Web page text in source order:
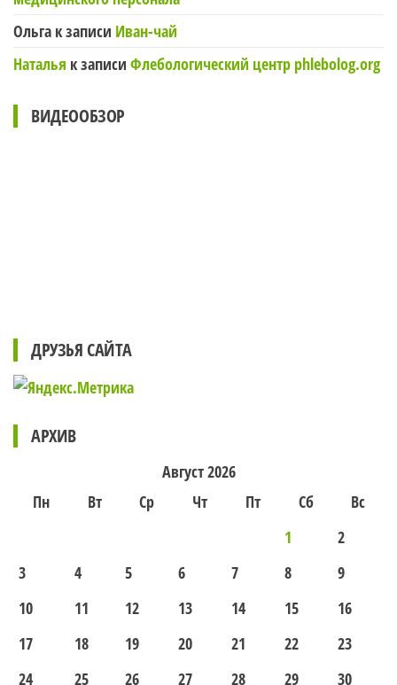
Ольга к записи Иван-чай
Наталья к записи Флебологический центр phlebolog.org
ВИДЕООБЗОР
ДРУЗЬЯ САЙТА
АРХИВ
Август 2026
Пн
Вт Ср Чт Пт Сб
Вс
1
2
3
4 5 6 7 8
9
10
11 12 13 14 15
16
17
18 19 20 21 22
23
24
25 26 27 28 29 30